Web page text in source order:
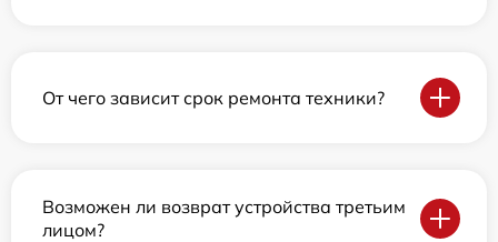
От чего зависит срок ремонта техники?
Возможен ли возврат устройства третьим
лицом?